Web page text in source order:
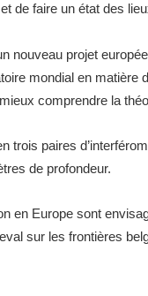
de faire un état des
nouveau projet
mondial en matière
comprendre la
trois paires
de profondeur.
en Europe sont
sur les frontières